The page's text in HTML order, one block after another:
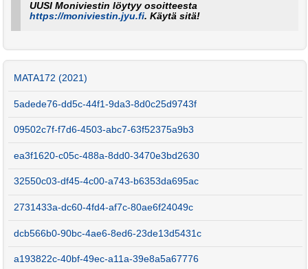
UUSI Moniviestin löytyy osoitteesta
https://moniviestin.jyu.fi. Käytä sitä!
MATA172 (2021)
5adede76-dd5c-44f1-9da3-8d0c25d9743f
09502c7f-f7d6-4503-abc7-63f52375a9b3
ea3f1620-c05c-488a-8dd0-3470e3bd2630
32550c03-df45-4c00-a743-b6353da695ac
2731433a-dc60-4fd4-af7c-80ae6f24049c
dcb566b0-90bc-4ae6-8ed6-23de13d5431c
a193822c-40bf-49ec-a11a-39e8a5a67776